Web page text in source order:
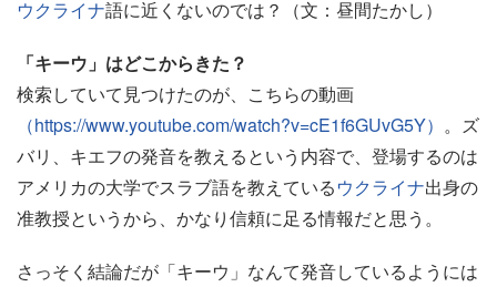
ウクライナ語に近くないのでは？（文：昼間たかし）
「キーウ」はどこからきた？
検索していて見つけたのが、こちらの動画
（https://www.youtube.com/watch?v=cE1f6GUvG5Y） 。ズ
バリ、キエフの発音を教えるという内容で、登場するのは
アメリカの大学でスラブ語を教えているウクライナ出身の
准教授というから、かなり信頼に足る情報だと思う。
さっそく結論だが「キーウ」なんて発音しているようには